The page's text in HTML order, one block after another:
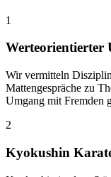
1
Werteorientierter
Wir vermitteln
Mattengespräche zu
Umgang mit Fremden
2
Kyokushin